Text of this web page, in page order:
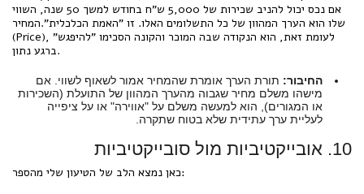
אם נכס יכול להניב שכירות של 5,000 ש"ח בחודש למשך 50 שנה, השווי
שלו הוא הערך המהוון של כל התשלומים האלו. זו "האמת הכלכלית".המחיר
(Price), לעומת זאת, הוא הנקודה שבה המוכר והקונה הסכימו "להיפגש"
ברגע נתון.
החיבור: תורת הערך אומרת שהמחיר אמור לשאוף לשווי. אם
מישהו משלם מחיר שגבוה מהערך המהוון של התועלת (השכירות
או המגורים), הוא למעשה משלם על "אווירה" או על ציפייה
לעליית ערך עתידית שלא בטוח שתקרה.
10. אובייקטיביות מול סובייקטיביות
כאן נמצא הלב של הטיעון שלי מהספר: